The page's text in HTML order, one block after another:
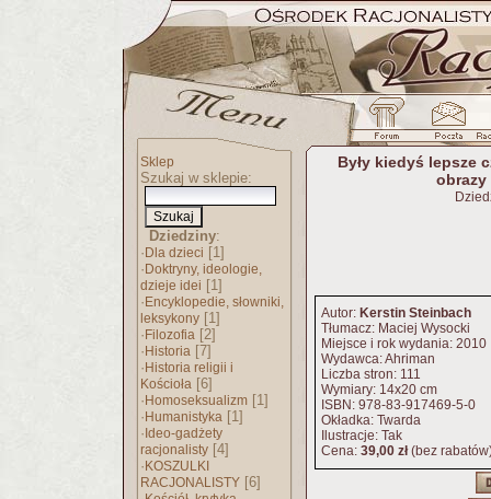
Sklep
Szukaj w sklepie:
Dziedziny:
· Dla dzieci [1]
· Doktryny, ideologie,
dzieje idei [1]
· Encyklopedie, słowniki,
leksykony [1]
· Filozofia [2]
· Historia [7]
· Historia religii i
Kościoła [6]
· Homoseksualizm [1]
· Humanistyka [1]
· Ideo-gadżety
racjonalisty [4]
· KOSZULKI
RACJONALISTY [6]
Były kiedyś lepsze
obrazy
Autor: Kerstin Steinbach
Tłumacz: Maciej Wysocki
Miejsce i rok wydania: 2010
Wydawca: Ahriman
Liczba stron: 111
Wymiary: 14x20 cm
ISBN: 978-83-917469-5-0
Okładka: Twarda
Ilustracje: Tak
Cena: 39,00 zł(bez